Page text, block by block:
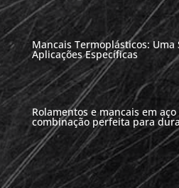
Mancais Termoplásticos:
Aplicações Específicas
Rolamentos e mancais em
combinação perfeita para